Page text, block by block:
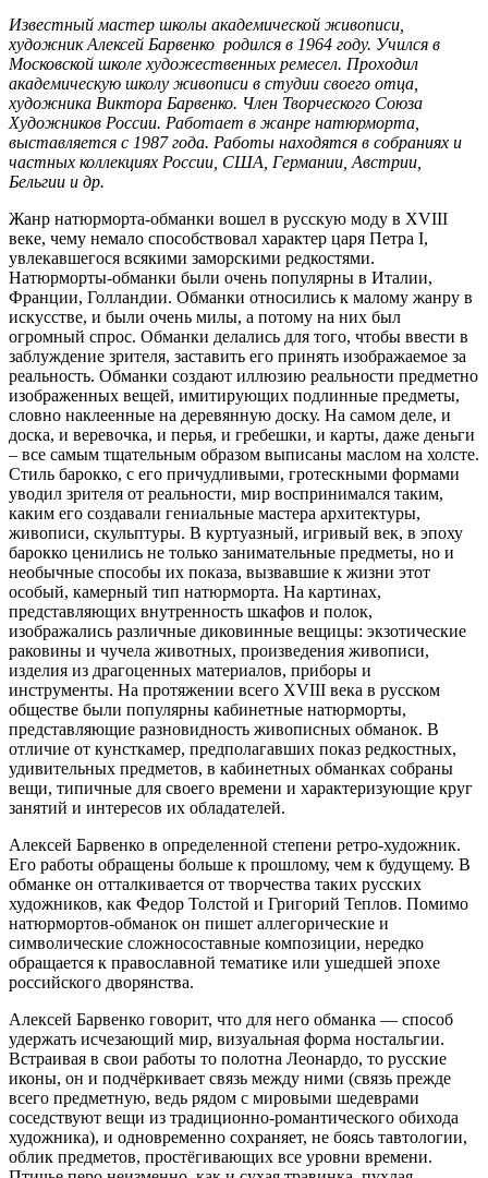
Известный мастер школы академической живописи,
художник Алексей Барвенко родился в 1964 году. Учился в
Московской школе художественных ремесел. Проходил
академическую школу живописи в студии своего отца,
художника Виктора Барвенко. Член Творческого Союза
Художников России. Работает в жанре натюрморта,
выставляется с 1987 года. Работы находятся в собраниях и
частных коллекциях России, США, Германии, Австрии,
Бельгии и др.
Жанр натюрморта-обманки вошел в русскую моду в ХVIII
веке, чему немало способствовал характер царя Петра I,
увлекавшегося всякими заморскими редкостями.
Натюрморты-обманки были очень популярны в Италии,
Франции, Голландии. Обманки относились к малому жанру в
искусстве, и были очень милы, а потому на них был
огромный спрос. Обманки делались для того, чтобы ввести в
заблуждение зрителя, заставить его принять изображаемое за
реальность. Обманки создают иллюзию реальности предметно
изображенных вещей, имитирующих подлинные предметы,
словно наклеенные на деревянную доску. На самом деле, и
доска, и веревочка, и перья, и гребешки, и карты, даже деньги
– все самым тщательным образом выписаны маслом на холсте.
Стиль барокко, с его причудливыми, гротескными формами
уводил зрителя от реальности, мир воспринимался таким,
каким его создавали гениальные мастера архитектуры,
живописи, скульптуры. В куртуазный, игривый век, в эпоху
барокко ценились не только занимательные предметы, но и
необычные способы их показа, вызвавшие к жизни этот
особый, камерный тип натюрморта. На картинах,
представляющих внутренность шкафов и полок,
изображались различные диковинные вещицы: экзотические
раковины и чучела животных, произведения живописи,
изделия из драгоценных материалов, приборы и
инструменты. На протяжении всего XVIII века в русском
обществе были популярны кабинетные натюрморты,
представляющие разновидность живописных обманок. В
отличие от кунсткамер, предполагавших показ редкостных,
удивительных предметов, в кабинетных обманках собраны
вещи, типичные для своего времени и характеризующие круг
занятий и интересов их обладателей.
Алексей Барвенко в определенной степени ретро-художник.
Его работы обращены больше к прошлому, чем к будущему. В
обманке он отталкивается от творчества таких русских
художников, как Федор Толстой и Григорий Теплов. Помимо
натюрмортов-обманок он пишет аллегорические и
символические сложносоставные композиции, нередко
обращается к православной тематике или ушедшей эпохе
российского дворянства.
Алексей Барвенко говорит, что для него обманка — способ
удержать исчезающий мир, визуальная форма ностальгии.
Встраивая в свои работы то полотна Леонардо, то русские
иконы, он и подчёркивает связь между ними (связь прежде
всего предметную, ведь рядом с мировыми шедеврами
соседствуют вещи из традиционно-романтического обихода
художника), и одновременно сохраняет, не боясь тавтологии,
облик предметов, простёгивающих все уровни времени.